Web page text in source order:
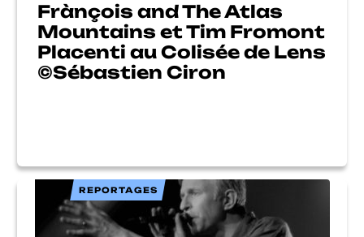
Frànçois and The Atlas
Mountains et Tim Fromont
Placenti au Colisée de Lens
©Sébastien Ciron
REPORTAGES